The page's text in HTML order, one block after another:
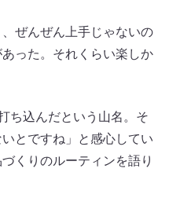
ぜんぜん上手じゃないの
った。それくらい楽しか
ち込んだという山名。そ
とですね」と感心してい
くりのルーティンを語り